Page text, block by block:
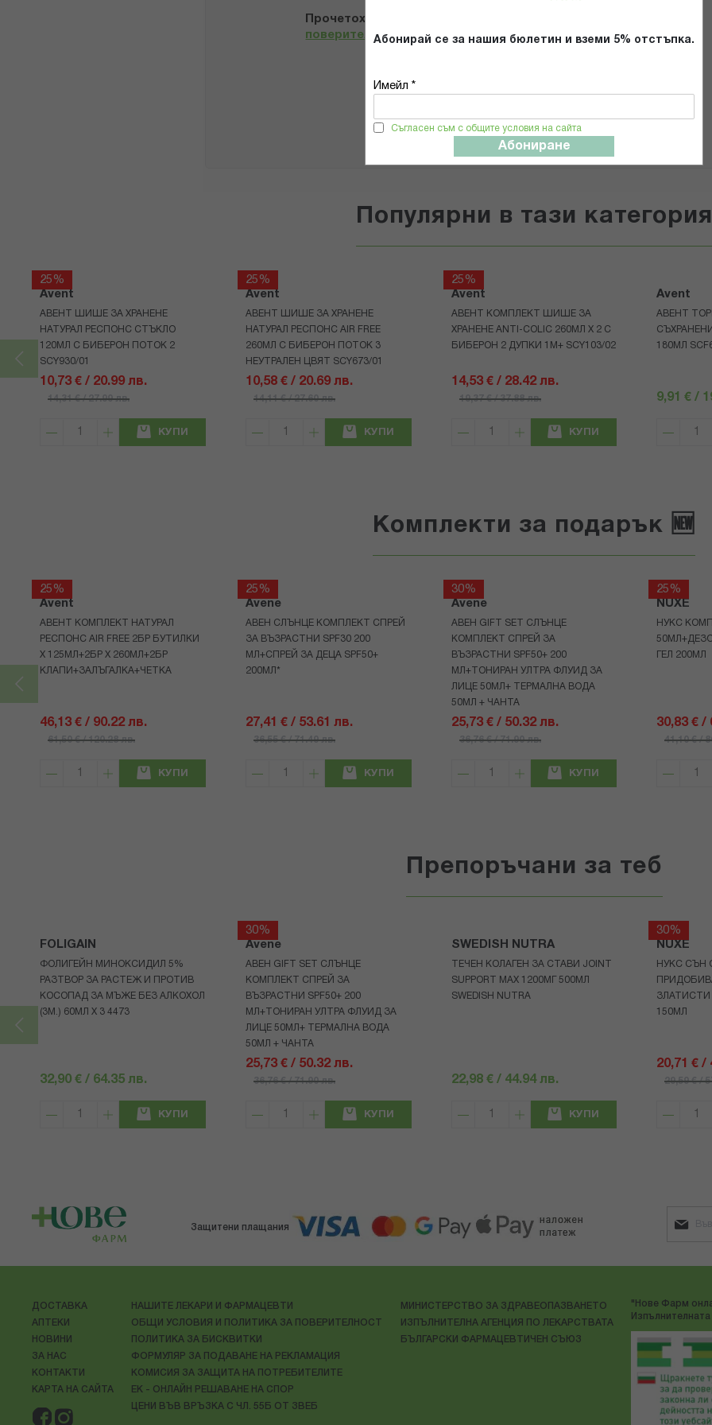
Абонирай се за нашия бюлетин и вземи 5% отстъпка.
Имейл *
Съгласен съм с общите условия на сайта
Абониране
Прочетох и се съгласявам с
поверителност *
ИЗПРАТИ
Популярни в тази категория
25%
Avent
АВЕНТ ШИШЕ ЗА ХРАНЕНЕ
НАТУРАЛ РЕСПОНС СТЪКЛО
120МЛ С БИБЕРОН ПОТОК 2
SCY930/01
10,73 € / 20.99 лв.
14,31 € / 27.99 лв.
КУПИ
25%
Avent
АВЕНТ ШИШЕ ЗА ХРАНЕНЕ
НАТУРАЛ РЕСПОНС AIR FREE
260МЛ С БИБЕРОН ПОТОК 3
НЕУТРАЛЕН ЦВЯТ SCY673/01
10,58 € / 20.69 лв.
14,11 € / 27.60 лв.
КУПИ
25%
Avent
АВЕНТ КОМПЛЕКТ ШИШЕ ЗА
ХРАНЕНЕ ANTI-COLIC 260МЛ Х 2 С
БИБЕРОН 2 ДУПКИ 1М+ SCY103/02
14,53 € / 28.42 лв.
19,37 € / 37.88 лв.
КУПИ
Avent
АВЕНТ
180МЛ
9,91 € /
Комплекти за подарък 🆕
25%
Avent
АВЕНТ КОМПЛЕКТ НАТУРАЛ
РЕСПОНС AIR FREE 2БР БУТИЛКИ
Х 125МЛ+2БР Х 260МЛ+2БР
КЛАПИ+ЗАЛЪГАЛКА+ЧЕТКА
46,13 € / 90.22 лв.
61,50 € / 120.28 лв.
КУПИ
25%
Avene
АВЕН СЛЪНЦЕ КОМПЛЕКТ СПРЕЙ
ЗА ВЪЗРАСТНИ SPF30 200
МЛ+СПРЕЙ ЗА ДЕЦА SPF50+
200МЛ*
27,41 € / 53.61 лв.
36,55 € / 71.49 лв.
КУПИ
30%
Avene
АВЕН GIFT SET СЛЪНЦЕ
КОМПЛЕКТ СПРЕЙ ЗА
ВЪЗРАСТНИ SPF50+ 200
МЛ+ТОНИРАН УЛТРА ФЛУИД ЗА
ЛИЦЕ 50МЛ+ ТЕРМАЛНА ВОДА
50МЛ + ЧАНТА
25,73 € / 50.32 лв.
36,76 € / 71.90 лв.
КУПИ
25%
NUXE
НУКС
ГЕЛ 200МЛ
30,83 € /
41,10 € /
Препоръчани за теб
FOLIGAIN
ФОЛИГЕЙН МИНОКСИДИЛ 5%
РАЗТВОР ЗА РАСТЕЖ И ПРОТИВ
КОСОПАД ЗА МЪЖЕ БЕЗ АЛКОХОЛ
(3М.) 60МЛ X 3 4473
32,90 € / 64.35 лв.
КУПИ
30%
Avene
АВЕН GIFT SET СЛЪНЦЕ
КОМПЛЕКТ СПРЕЙ ЗА
ВЪЗРАСТНИ SPF50+ 200
МЛ+ТОНИРАН УЛТРА ФЛУИД ЗА
ЛИЦЕ 50МЛ+ ТЕРМАЛНА ВОДА
50МЛ + ЧАНТА
25,73 € / 50.32 лв.
36,76 € / 71.90 лв.
КУПИ
SWEDISH NUTRA
ТЕЧЕН КОЛАГЕН ЗА СТАВИ JOINT
SUPPORT MAX 1200МГ 500МЛ
SWEDISH NUTRA
22,98 € / 44.94 лв.
КУПИ
30%
NUXE
НУКС СЪН
ЗЛАТИСТИ
150МЛ
20,71 € /
29,59 € /
Защитени плащания
ДОСТАВКА
АПТЕКИ
НОВИНИ
ЗА НАС
КОНТАКТИ
КАРТА НА САЙТА
НАШИТЕ ЛЕКАРИ И ФАРМАЦЕВТИ
ОБЩИ УСЛОВИЯ И ПОЛИТИКА ЗА ПОВЕРИТЕЛНОСТ
ПОЛИТИКА ЗА БИСКВИТКИ
ФОРМУЛЯР ЗА ПОДАВАНЕ НА РЕКЛАМАЦИЯ
КОМИСИЯ ЗА ЗАЩИТА НА ПОТРЕБИТЕЛИТЕ
ЕК - ОНЛАЙН РЕШАВАНЕ НА СПОР
ЦЕНИ ВЪВ ВРЪЗКА С ЧЛ. 55Б ОТ ЗВЕБ
МИНИСТЕРСТВО ЗА ЗДРАВЕОПАЗВАНЕТО
ИЗПЪЛНИТЕЛНА АГЕНЦИЯ ПО ЛЕКАРСТВАТА
БЪЛГАРСКИ ФАРМАЦЕВТИЧЕН СЪЮЗ
"Нове Фарм